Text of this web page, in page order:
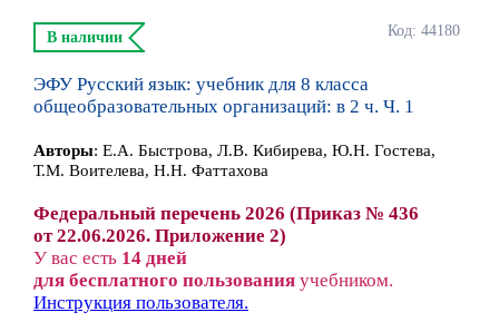
Код: 44180
В наличии
ЭФУ Русский язык: учебник для 8 класса
общеобразовательных организаций: в 2 ч. Ч. 1
Авторы: Е.А. Быстрова, Л.В. Кибирева, Ю.Н. Гостева,
Т.М. Воителева, Н.Н. Фаттахова
Федеральный перечень 2026 (Приказ № 436
от 22.06.2026. Приложение 2)
У вас есть 14 дней
для бесплатного пользования учебником.
Инструкция пользователя.